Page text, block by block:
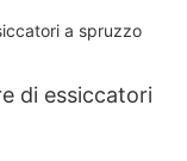
di essiccatori